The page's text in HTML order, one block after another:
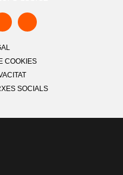
COOKIES
SOCIALS